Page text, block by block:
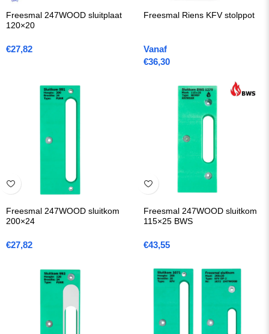
Freesmal 247WOOD sluitplaat
120×20
€27,82
Freesmal Riens KFV stolppot
Vanaf
€36,30
Freesmal 247WOOD sluitkom
200×24
€27,82
Freesmal 247WOOD sluitkom
115×25 BWS
€43,55